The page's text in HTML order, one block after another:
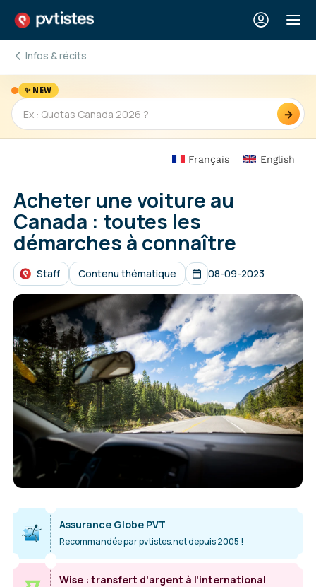
Infos & récits
✨ NEW
→
Français English
Acheter une voiture au
Canada : toutes les
démarches à connaître
Staff Contenu thématique 08-09-2023
Assurance Globe PVT
Recommandée par pvtistes.net depuis 2005 !
Wise : transfert d'argent à l'international